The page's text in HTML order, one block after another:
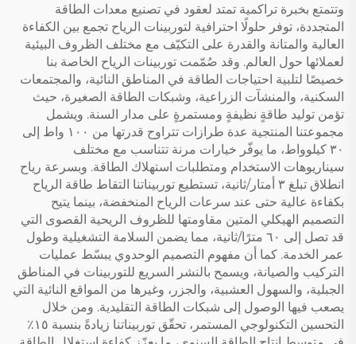
وتتمتع بخبرة تراكمية تمتد لعقود في تصنيع معدات الطاقة
المتجددة، توفر حلولًا احترافية لتوربينات الرياح تجمع بين الكفاءة
العالية والمتانة والقدرة على التكيّف مع مختلف الظروف البيئية
لعملائها حول العالم. وقد صُمّمت توربينات الرياح الخاصة بنا
خصيصًا لتلبية احتياجات الطاقة في المناطق النائية، والمجتمعات
السكنية، والمنشآت الزراعية، وشبكات الطاقة الصغيرة، حيث
تؤمن توليد طاقةٍ نظيفةٍ ومستمرةٍ على مدار السنة. ويشمل
مجموعتنا المنتجية عدة طرازات تتراوح قدرتها من ١٠٠ واط إلى
٣٠ كيلوواط، ما يوفّر خيارات مرنة تتناسب مع مختلف
سيناريوهات الاستخدام ومتطلبات استهلاك الطاقة. وبسرعة رياح
انطلاق تبلغ ٣ أمتار/ثانية، تستطيع توربيناتنا التقاط طاقة الرياح
بكفاءة عالية حتى عند سرعات الرياح المنخفضة، بينما يتيح
التصميم الهيكلي المتين مقاومتها للظروف الريحية القصوى التي
قد تصل إلى ٦٠ مترًا/ثانية، مما يضمن السلامة التشغيلية وطول
عمر الخدمة. كما أن مفهوم التصميم الوحدوي يبسّط عمليات
التركيب والصيانة، ويسمح بالنشر السريع للتوربينات في المناطق
الجبلية، والسهول العشبية، والجزر، وغيرها من المواقع النائية التي
يصعب فيها الوصول إلى شبكات الطاقة التقليدية. ومن خلال
التحسين التكنولوجي المستمر، تحقّق توربيناتنا زيادةً بنسبة ١٥٪